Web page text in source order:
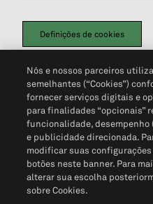
Definições de cookies
Política de PrivacidadePortal de
Não Venda Minhas Informações
Nós e nossos parceiros
semelhantes (“Cookies”)
fornecer serviços digitais e
para finalidades “opcionais”
funcionalidade,
e publicidade direcionada.
modificar suas
botões neste banner. Para
alterar sua escolha
sobre Cookies.